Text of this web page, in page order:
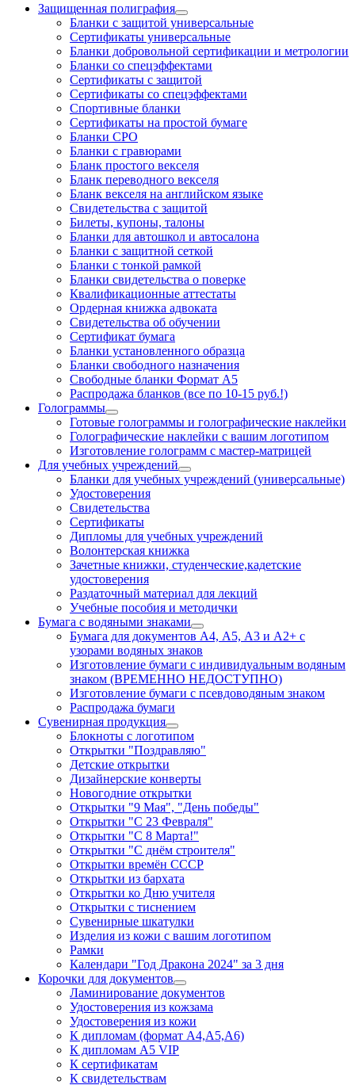
Защищенная полиграфия
Бланки с защитой универсальные
Сертификаты универсальные
Бланки добровольной сертификации и метрологии
Бланки со спецэффектами
Сертификаты с защитой
Сертификаты со спецэффектами
Спортивные бланки
Cертификаты на простой бумаге
Бланки СРО
Бланки с гравюрами
Бланк простого векселя
Бланк переводного векселя
Бланк векселя на английском языке
Свидетельства с защитой
Билеты, купоны, талоны
Бланки для автошкол и автосалона
Бланки с защитной сеткой
Бланки с тонкой рамкой
Бланки свидетельства о поверке
Квалификационные аттестаты
Ордерная книжка адвоката
Свидетельства об обучении
Сертификат бумага
Бланки установленного образца
Бланки свободного назначения
Свободные бланки Формат А5
Распродажа бланков (все по 10-15 руб.!)
Голограммы
Готовые голограммы и голографические наклейки
Голографические наклейки с вашим логотипом
Изготовление голограмм с мастер-матрицей
Для учебных учреждений
Бланки для учебных учреждений (универсальные)
Удостоверения
Свидетельства
Сертификаты
Дипломы для учебных учреждений
Волонтерская книжка
Зачетные книжки, студенческие,кадетские
удостоверения
Раздаточный материал для лекций
Учебные пособия и методички
Бумага с водяными знаками
Бумага для документов А4, А5, А3 и А2+ с
узорами водяных знаков
Изготовление бумаги с индивидуальным водяным
знаком (ВРЕМЕННО НЕДОСТУПНО)
Изготовление бумаги с псевдоводяным знаком
Распродажа бумаги
Сувенирная продукция
Блокноты с логотипом
Открытки "Поздравляю"
Детские открытки
Дизайнерские конверты
Новогодние открытки
Открытки "9 Мая", "День победы"
Открытки "С 23 Февраля"
Открытки "С 8 Марта!"
Открытки "С днём строителя"
Открытки времён СССР
Открытки из бархата
Открытки ко Дню учителя
Открытки с тиснением
Сувенирные шкатулки
Изделия из кожи с вашим логотипом
Рамки
Календари "Год Дракона 2024" за 3 дня
Корочки для документов
Ламинирование документов
Удостоверения из кожзама
Удостоверения из кожи
К дипломам (формат А4,А5,А6)
К дипломам А5 VIP
К сертификатам
К свидетельствам